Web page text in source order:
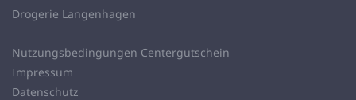
Drogerie Langenhagen
Nutzungsbedingungen Centergutschein
Impressum
Datenschutz